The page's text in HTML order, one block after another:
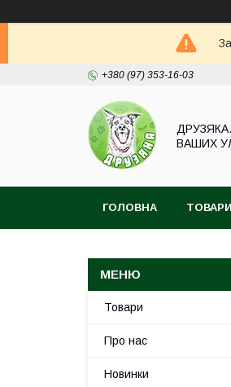
+380 (97) 353-16-03
ВАШИХ
ГОЛОВНА ТОВАРИ
Товари
Про нас
Новинки